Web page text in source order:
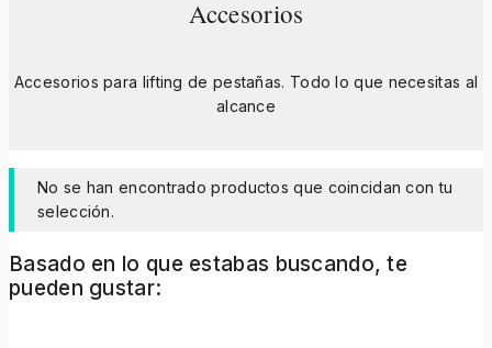
Accesorios
Accesorios para lifting de pestañas. Todo lo que necesitas al
alcance
No se han encontrado productos que coincidan con tu
selección.
Basado en lo que estabas buscando, te
pueden gustar: